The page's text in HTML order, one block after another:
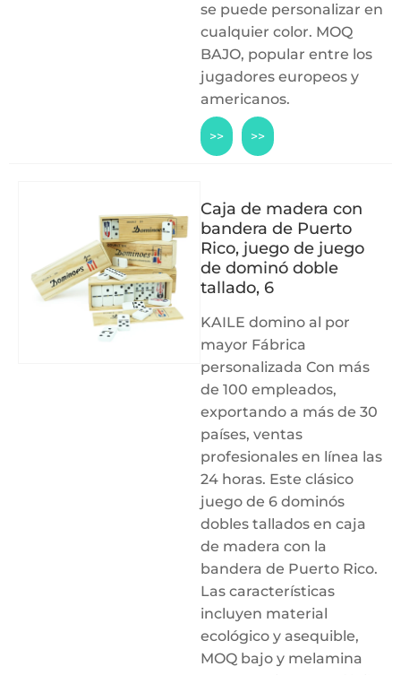
se puede personalizar en
cualquier color. MOQ
BAJO, popular entre los
jugadores europeos y
americanos.
>> >>
Caja de madera con
bandera de Puerto
Rico, juego de juego
de dominó doble
tallado, 6
KAILE domino al por
mayor Fábrica
personalizada Con más
de 100 empleados,
exportando a más de 30
países, ventas
profesionales en línea las
24 horas. Este clásico
juego de 6 dominós
dobles tallados en caja
de madera con la
bandera de Puerto Rico.
Las características
incluyen material
ecológico y asequible,
MOQ bajo y melamina